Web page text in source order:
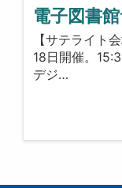
電子図書
【サテライト
18日開催。
デジ…